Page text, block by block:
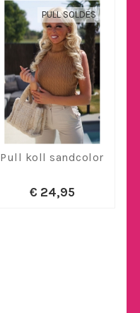
PULL SOLDES
Pull koll sandcolor
€ 24,95